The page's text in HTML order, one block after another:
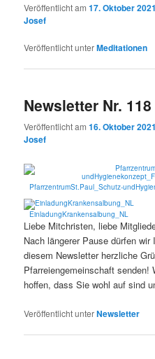
Veröffentlicht am17. Oktober 2021
Josef
Veröffentlicht unterMeditationen
Newsletter Nr. 118
Veröffentlicht am16. Oktober 2021
Josef
PfarrzentrumSt.Paul_Schutz-
EinladungKrankensalbung_NL
Liebe Mitchristen, liebe
Nach längerer Pause dürfen
diesem Newsletter herzliche
Pfarreiengemeinschaft
hoffen, dass Sie wohl auf sind
Veröffentlicht unterNewsletter